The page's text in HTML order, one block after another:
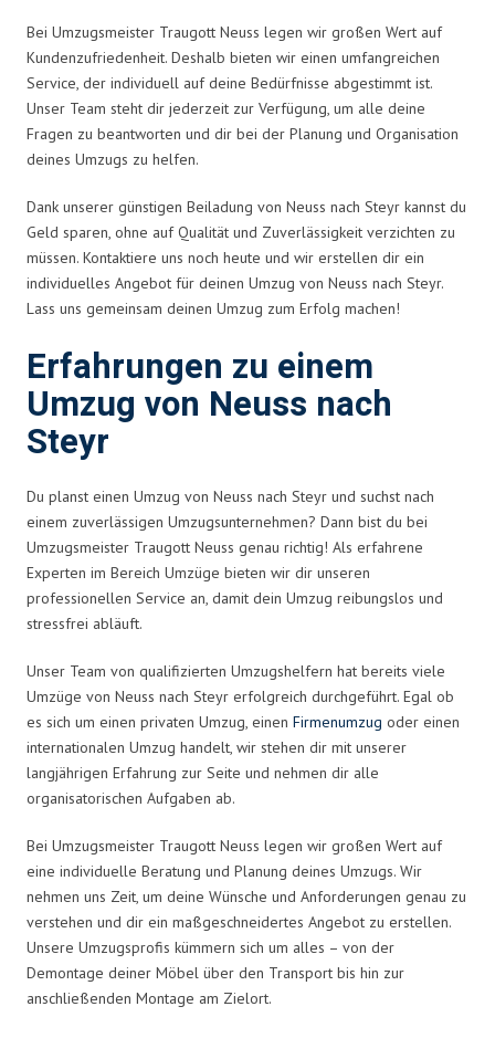
Bei Umzugsmeister Traugott Neuss legen wir großen Wert auf
Kundenzufriedenheit. Deshalb bieten wir einen umfangreichen
Service, der individuell auf deine Bedürfnisse abgestimmt ist.
Unser Team steht dir jederzeit zur Verfügung, um alle deine
Fragen zu beantworten und dir bei der Planung und Organisation
deines Umzugs zu helfen.
Dank unserer günstigen Beiladung von Neuss nach Steyr kannst du
Geld sparen, ohne auf Qualität und Zuverlässigkeit verzichten zu
müssen. Kontaktiere uns noch heute und wir erstellen dir ein
individuelles Angebot für deinen Umzug von Neuss nach Steyr.
Lass uns gemeinsam deinen Umzug zum Erfolg machen!
Erfahrungen zu einem
Umzug von Neuss nach
Steyr
Du planst einen Umzug von Neuss nach Steyr und suchst nach
einem zuverlässigen Umzugsunternehmen? Dann bist du bei
Umzugsmeister Traugott Neuss genau richtig! Als erfahrene
Experten im Bereich Umzüge bieten wir dir unseren
professionellen Service an, damit dein Umzug reibungslos und
stressfrei abläuft.
Unser Team von qualifizierten Umzugshelfern hat bereits viele
Umzüge von Neuss nach Steyr erfolgreich durchgeführt. Egal ob
es sich um einen privaten Umzug, einen Firmenumzug oder einen
internationalen Umzug handelt, wir stehen dir mit unserer
langjährigen Erfahrung zur Seite und nehmen dir alle
organisatorischen Aufgaben ab.
Bei Umzugsmeister Traugott Neuss legen wir großen Wert auf
eine individuelle Beratung und Planung deines Umzugs. Wir
nehmen uns Zeit, um deine Wünsche und Anforderungen genau zu
verstehen und dir ein maßgeschneidertes Angebot zu erstellen.
Unsere Umzugsprofis kümmern sich um alles – von der
Demontage deiner Möbel über den Transport bis hin zur
anschließenden Montage am Zielort.